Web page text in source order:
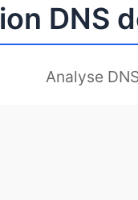
DNS
Analyse